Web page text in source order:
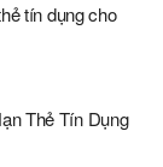
tín dụng cho
Thẻ Tín Dụng